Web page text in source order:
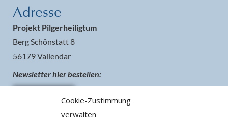
Cookie-Zustimmung
verwalten
Adresse
Projekt Pilgerheiligtum
Berg Schönstatt 8
56179 Vallendar
Newsletter hier bestellen: